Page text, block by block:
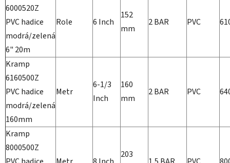
6000520Z
PVC hadice
modrá/zelená
6" 20m
Role 6 Inch
152
mm
2 BAR PVC
Kramp
6160500Z
PVC hadice
modrá/zelená
160mm
Metr
6-1/3
Inch
160
mm
2 BAR PVC
Kramp
8000500Z
203